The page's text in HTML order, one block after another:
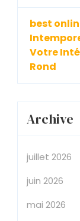
best
Votre
Rond
Archive
juillet 2026
juin 2026
mai 2026